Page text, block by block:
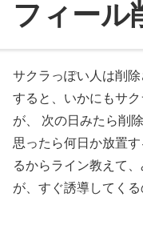
フィール
サクラっぽい人は削
すると、いかにもサ
が、 次の日みたら削
思ったら何日か放置
るからライン教えて
が、すぐ誘導してくる